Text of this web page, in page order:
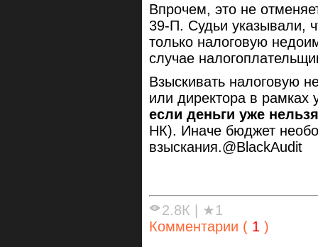
Впрочем, это не
39‑П. Судьи указывали,
только налоговую
случае
Взыскивать налоговую
или директора в рамках
если деньги уже
НК). Иначе бюджет
взыскания.@BlackAudit
2.8К
★1
Комментарии ( 1 )